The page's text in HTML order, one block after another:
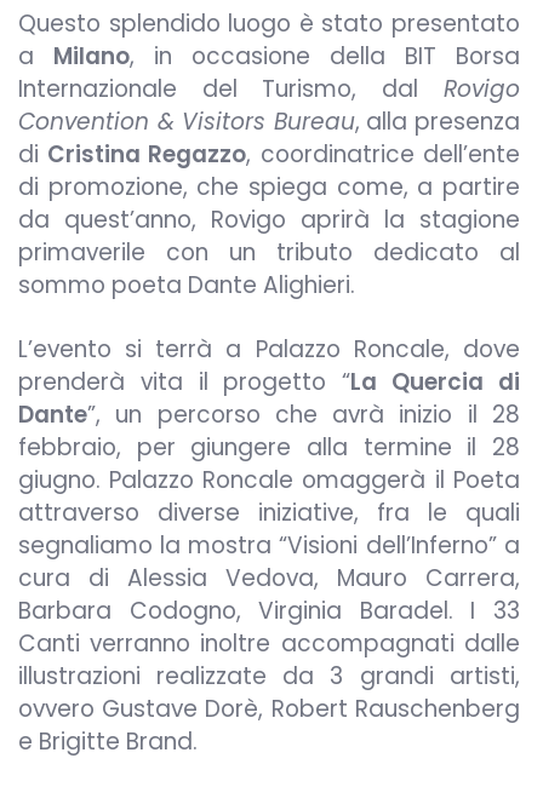
Questo splendido luogo è stato presentato
a Milano, in occasione della BIT Borsa
Internazionale del Turismo, dal Rovigo
Convention & Visitors Bureau, alla presenza
di Cristina Regazzo, coordinatrice dell’ente
di promozione, che spiega come, a partire
da quest’anno, Rovigo aprirà la stagione
primaverile con un tributo dedicato al
sommo poeta Dante Alighieri.
L’evento si terrà a Palazzo Roncale, dove
prenderà vita il progetto “La Quercia di
Dante”, un percorso che avrà inizio il 28
febbraio, per giungere alla termine il 28
giugno. Palazzo Roncale omaggerà il Poeta
attraverso diverse iniziative, fra le quali
segnaliamo la mostra “Visioni dell’Inferno” a
cura di Alessia Vedova, Mauro Carrera,
Barbara Codogno, Virginia Baradel. I 33
Canti verranno inoltre accompagnati dalle
illustrazioni realizzate da 3 grandi artisti,
ovvero Gustave Dorè, Robert Rauschenberg
e Brigitte Brand.